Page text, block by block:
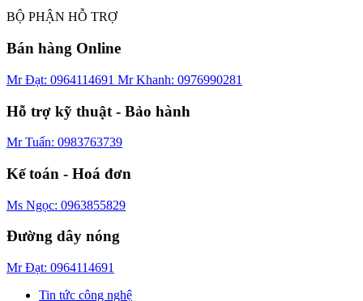
BỘ PHẬN HỖ TRỢ
Bán hàng Online
Mr Đạt: 0964114691 Mr Khanh: 0976990281
Hỗ trợ kỹ thuật - Bảo hành
Mr Tuấn: 0983763739
Kế toán - Hoá đơn
Ms Ngọc: 0963855829
Đường dây nóng
Mr Đạt: 0964114691
Tin tức công nghệ